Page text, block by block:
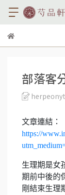
部落客
文章連結：
https://
生理期是女
期前中後的
剛結束生理